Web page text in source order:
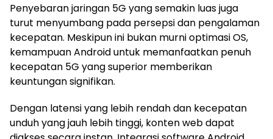
Penyebaran jaringan 5G yang semakin luas juga
turut menyumbang pada persepsi dan pengalaman
kecepatan. Meskipun ini bukan murni optimasi OS,
kemampuan Android untuk memanfaatkan penuh
kecepatan 5G yang superior memberikan
keuntungan signifikan.
Dengan latensi yang lebih rendah dan kecepatan
unduh yang jauh lebih tinggi, konten web dapat